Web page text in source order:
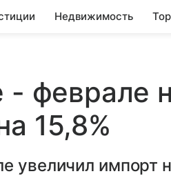
Недвижимость
- феврале
15,8%
увеличил импорт